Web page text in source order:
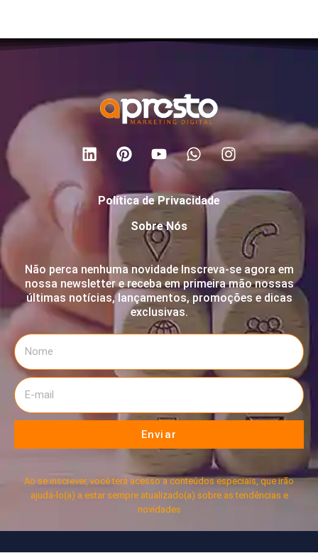
Política de Privacidade
Sobre Nós
Não perca nenhuma novidade Inscreva-se agora em
nossa newsletter e receba em primeira mão nossas
últimas notícias, lançamentos, promoções e dicas
exclusivas.
Enviar
Ao se inscrever, você terá acesso a conteúdos especiais, que irão
ajudá-lo(a) a estar sempre atualizado(a) sobre as tendências e
novidades